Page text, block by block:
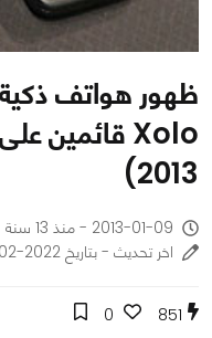
2013)
2013-01-09 - منذ 13 سنة
اخر تحديث - بتاريخ 2022-02-08
851
0